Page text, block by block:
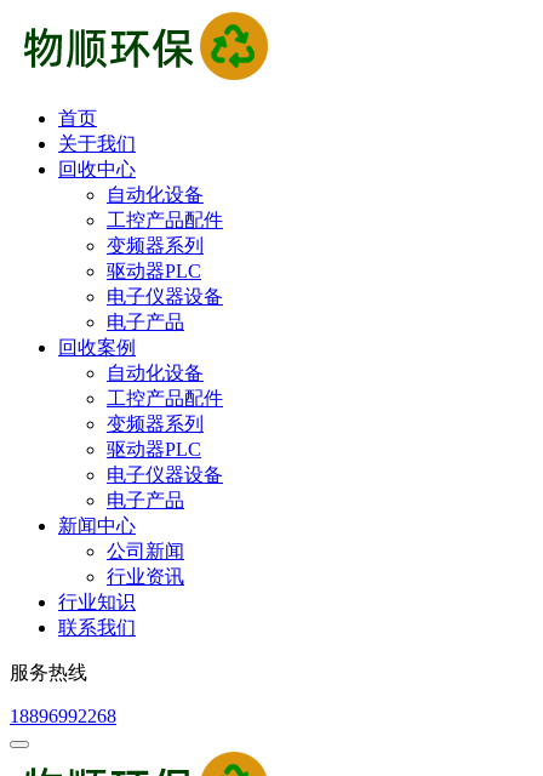
首页
关于我们
回收中心
自动化设备
工控产品配件
变频器系列
驱动器PLC
电子仪器设备
电子产品
回收案例
自动化设备
工控产品配件
变频器系列
驱动器PLC
电子仪器设备
电子产品
新闻中心
公司新闻
行业资讯
行业知识
联系我们
服务热线
18896992268